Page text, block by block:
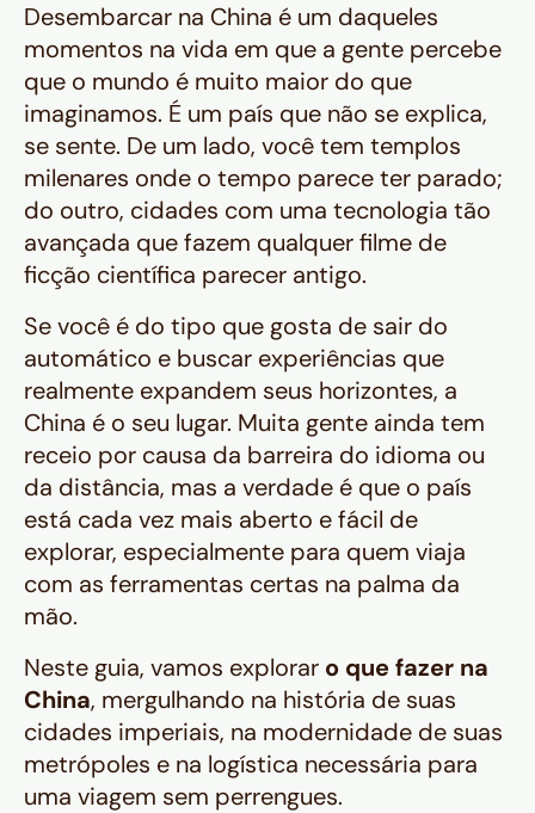
Desembarcar na China é um daqueles
momentos na vida em que a gente percebe
que o mundo é muito maior do que
imaginamos. É um país que não se explica,
se sente. De um lado, você tem templos
milenares onde o tempo parece ter parado;
do outro, cidades com uma tecnologia tão
avançada que fazem qualquer filme de
ficção científica parecer antigo.
Se você é do tipo que gosta de sair do
automático e buscar experiências que
realmente expandem seus horizontes, a
China é o seu lugar. Muita gente ainda tem
receio por causa da barreira do idioma ou
da distância, mas a verdade é que o país
está cada vez mais aberto e fácil de
explorar, especialmente para quem viaja
com as ferramentas certas na palma da
mão.
Neste guia, vamos explorar o que fazer na
China, mergulhando na história de suas
cidades imperiais, na modernidade de suas
metrópoles e na logística necessária para
uma viagem sem perrengues.